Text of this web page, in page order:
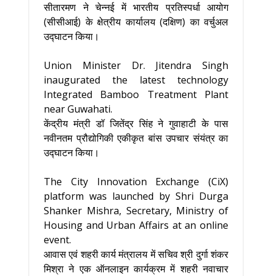
सीतारमण ने चेन्नई में भारतीय प्रतिस्पर्धा आयोग
(सीसीआई) के क्षेत्रीय कार्यालय (दक्षिण) का वर्चुअल
उद्घाटन किया।
Union Minister Dr. Jitendra Singh
inaugurated the latest technology
Integrated Bamboo Treatment Plant
near Guwahati.
केंद्रीय मंत्री डॉ जितेंद्र सिंह ने गुवाहाटी के पास
नवीनतम प्रौद्योगिकी एकीकृत बांस उपचार संयंत्र का
उद्घाटन किया।
The City Innovation Exchange (CiX)
platform was launched by Shri Durga
Shanker Mishra, Secretary, Ministry of
Housing and Urban Affairs at an online
event.
आवास एवं शहरी कार्य मंत्रालय में सचिव श्री दुर्गा शंकर
मिश्रा ने एक ऑनलाइन कार्यक्रम में शहरी नवाचार